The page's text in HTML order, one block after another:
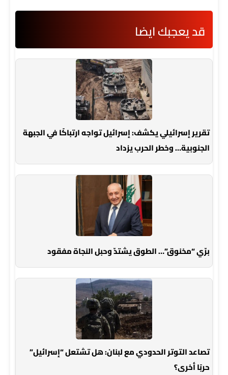
قد يعجبك ايضا
تقرير إسرائيلي يكشف: إسرائيل تواجه ارتباكًا في الجبهة
الجنوبية… وخطر الحرب يزداد
برّي “مخنوق”… الطوق يشتدّ وحبل النجاة مفقود
تصاعد التوتر الحدودي مع لبنان: هل تشتعل “إسرائيل”
حربًا أخرى؟